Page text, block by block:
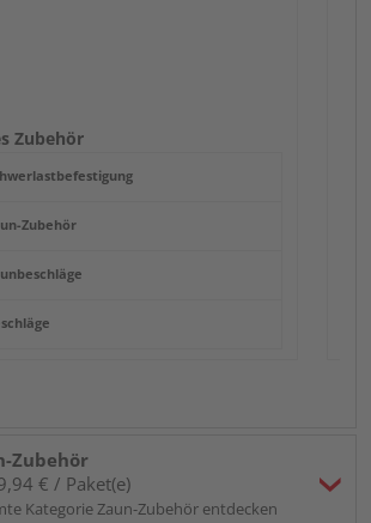
Zubehör
Zubehör
Zubehör
€ / Paket(e)
Kategorie Zaun-Zubehör entdecken